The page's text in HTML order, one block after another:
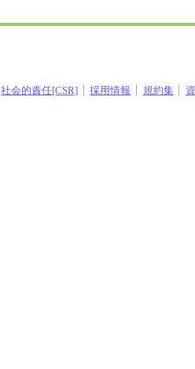
社会的責任[CSR] 採用情報 規約集